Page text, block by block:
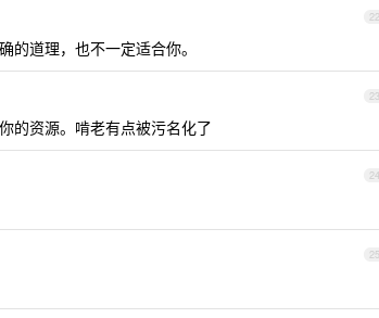
22
的道理，也不一定适合你。
23
的资源。啃老有点被污名化了
24
25